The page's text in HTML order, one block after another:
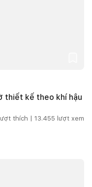
thiết kế theo khí hậu
lượt thích | 13.455 lượt xem